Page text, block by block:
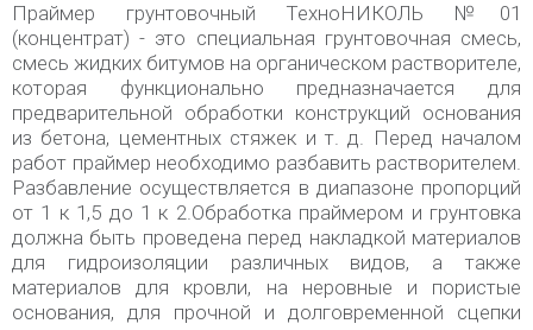
Праймер грунтовочный ТехноНИКОЛЬ №01
(концентрат) - это специальная грунтовочная смесь,
смесь жидких битумов на органическом растворителе,
которая функционально предназначается для
предварительной обработки конструкций основания
из бетона, цементных стяжек и т. д. Перед началом
работ праймер необходимо разбавить растворителем.
Разбавление осуществляется в диапазоне пропорций
от 1 к 1,5 до 1 к 2.Обработка праймером и грунтовка
должна быть проведена перед накладкой материалов
для гидроизоляции различных видов, а также
материалов для кровли, на неровные и пористые
основания, для прочной и долговременной сцепки